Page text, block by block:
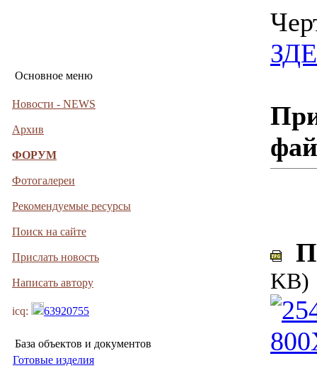
Основное меню
Новости - NEWS
Архив
ФОРУМ
Фотогалереи
Рекомендуемые ресурсы
Поиск на сайте
Прислать новость
Написать автору
icq: 63920755
База объектов и документов
Готовые изделия
KB)